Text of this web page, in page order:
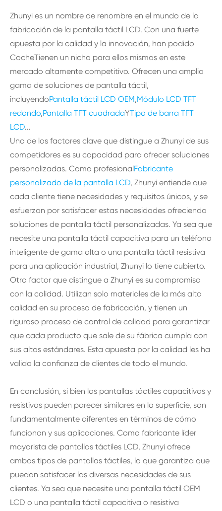
Zhunyi es un nombre de renombre en el mundo de la
fabricación de la pantalla táctil LCD. Con una fuerte
apuesta por la calidad y la innovación, han podido
CocheTienen un nicho para ellos mismos en este
mercado altamente competitivo. Ofrecen una amplia
gama de soluciones de pantalla táctil,
incluyendoPantalla táctil LCD OEM,Módulo LCD TFT
redondo,Pantalla TFT cuadradaYTipo de barra TFT
LCD...
Uno de los factores clave que distingue a Zhunyi de sus
competidores es su capacidad para ofrecer soluciones
personalizadas. Como profesionalFabricante
personalizado de la pantalla LCD, Zhunyi entiende que
cada cliente tiene necesidades y requisitos únicos, y se
esfuerzan por satisfacer estas necesidades ofreciendo
soluciones de pantalla táctil personalizadas. Ya sea que
necesite una pantalla táctil capacitiva para un teléfono
inteligente de gama alta o una pantalla táctil resistiva
para una aplicación industrial, Zhunyi lo tiene cubierto.
Otro factor que distingue a Zhunyi es su compromiso
con la calidad. Utilizan solo materiales de la más alta
calidad en su proceso de fabricación, y tienen un
riguroso proceso de control de calidad para garantizar
que cada producto que sale de su fábrica cumpla con
sus altos estándares. Esta apuesta por la calidad les ha
valido la confianza de clientes de todo el mundo.
En conclusión, si bien las pantallas táctiles capacitivas y
resistivas pueden parecer similares en la superficie, son
fundamentalmente diferentes en términos de cómo
funcionan y sus aplicaciones. Como fabricante líder
mayorista de pantallas táctiles LCD, Zhunyi ofrece
ambos tipos de pantallas táctiles, lo que garantiza que
puedan satisfacer las diversas necesidades de sus
clientes. Ya sea que necesite una pantalla táctil OEM
LCD o una pantalla táctil capacitiva o resistiva